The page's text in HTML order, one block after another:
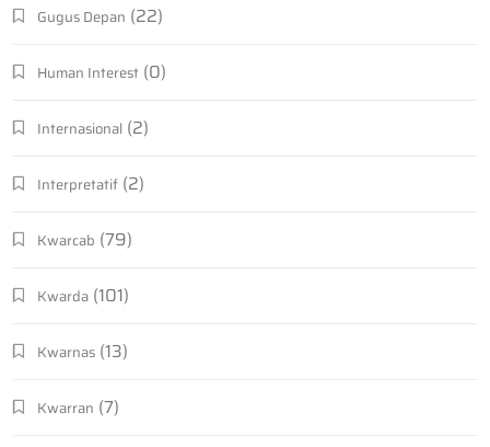
Gugus Depan (22)
Human Interest (0)
Internasional (2)
Interpretatif (2)
Kwarcab (79)
Kwarda (101)
Kwarnas (13)
Kwarran (7)